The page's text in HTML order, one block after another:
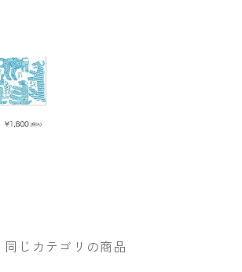
同じカテゴリの商品